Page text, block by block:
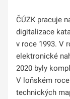
ČÚZK pracuje
digitalizace
v roce 1993. V
elektronické
2020 byly
V loňském
technických